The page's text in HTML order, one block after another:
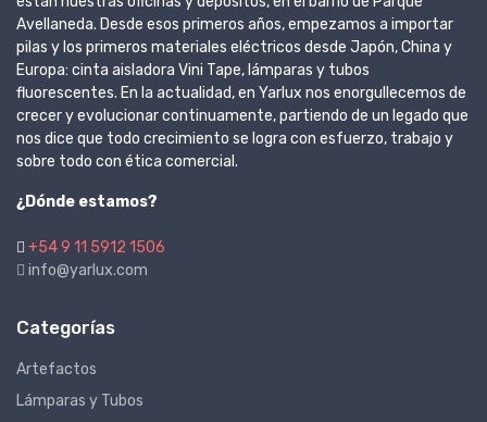
Avellaneda. Desde esos primeros años, empezamos a importar
pilas y los primeros materiales eléctricos desde Japón, China y
Europa: cinta aisladora Vini Tape, lámparas y tubos
fluorescentes. En la actualidad, en Yarlux nos enorgullecemos de
crecer y evolucionar continuamente, partiendo de un legado que
nos dice que todo crecimiento se logra con esfuerzo, trabajo y
sobre todo con ética comercial.
¿Dónde estamos?
+54 9 11 5912 1506
info@yarlux.com
Categorías
Artefactos
Lámparas y Tubos